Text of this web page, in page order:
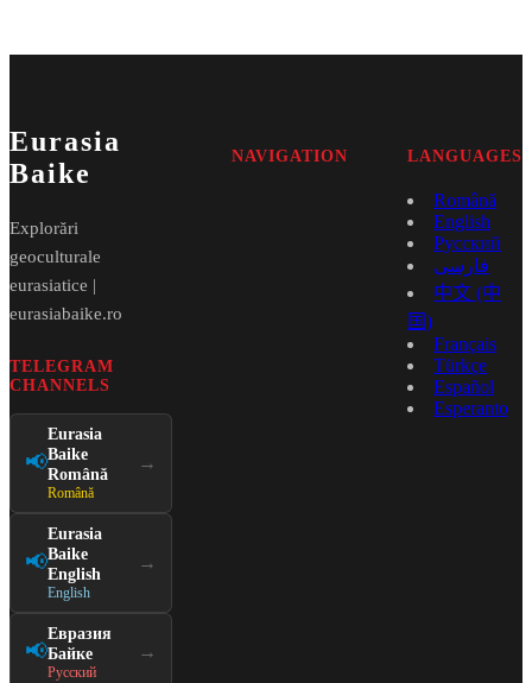
Eurasia
Baike
Explorări
geoculturale
eurasiatice |
eurasiabaike.ro
TELEGRAM
CHANNELS
📢
Eurasia
Baike
Română
Română
→
📢
Eurasia
Baike
English
English
→
📢
Евразия
Байке
Русский
→
NAVIGATION LANGUAGES
Română
English
Русский
فارسی
中文 (中
国)
Français
Türkçe
Español
Esperanto